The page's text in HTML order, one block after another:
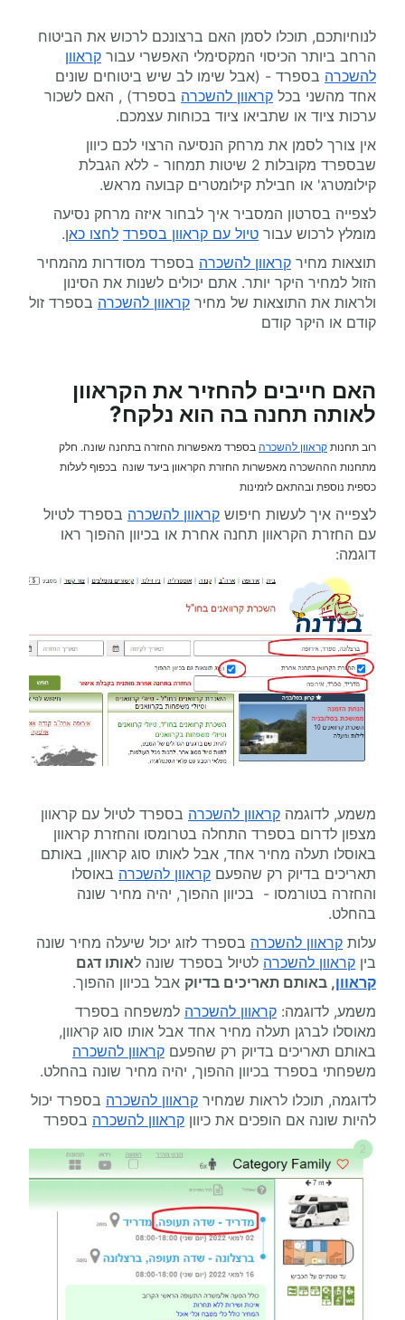
לנוחיותכם, תוכלו לסמן האם ברצונכם לרכוש את הביטוח
הרחב ביותר הכיסוי המקסימלי האפשרי עבור קראוון
להשכרה בספרד - (אבל שימו לב שיש ביטוחים שונים
אחד מהשני בכל קראוון להשכרה בספרד) , האם לשכור
ערכות ציוד או שתביאו ציוד בכוחות עצמכם.
אין צורך לסמן את מרחק הנסיעה הרצוי לכם כיוון
שבספרד מקובלות 2 שיטות תמחור - ללא הגבלת
קילומטרג' או חבילת קילומטרים קבועה מראש.
לצפייה בסרטון המסביר איך לבחור איזה מרחק נסיעה
מומלץ לרכוש עבור טיול עם קראוון בספרד לחצו כאן.
תוצאות מחיר קראוון להשכרה בספרד מסודרות מהמחיר
הזול למחיר היקר יותר. אתם יכולים לשנות את הסינון
ולראות את התוצאות של מחיר קראוון להשכרה בספרד זול
קודם או היקר קודם
האם חייבים להחזיר את הקראוון
לאותה תחנה בה הוא נלקח?
רוב תחנותקראוון להשכרה בספרד מאפשרות החזרה בתחנה שונה. חלק
מתחנות הההשכרה מאפשרות החזרת הקראוון ביעד שונה בכפוף לעלות
כספית נוספת ובהתאם לזמינות
לצפייה איך לעשות חיפוש קראוון להשכרה בספרד לטיול
עם החזרת הקראוון תחנה אחרת או בכיוון ההפוך ראו
דוגמה:
משמע, לדוגמה קראוון להשכרה בספרד לטיול עם קראוון
מצפון לדרום בספרד התחלה בטרומסו והחזרת קראוון
באוסלו תעלה מחיר אחד, אבל לאותו סוג קראוון, באותם
תאריכים בדיוק רק שהפעם קראוון להשכרה באוסלו
והחזרה בטורמסו - בכיוון ההפוך, יהיה מחיר שונה
בהחלט.
עלות קראוון להשכרה בספרד לזוג יכול שיעלה מחיר שונה
בין קראוון להשכרה לטיול בספרד שונה לאותו דגם
קראוון, באותם תאריכים בדיוק אבל בכיוון ההפוך.
משמע, לדוגמה: קראוון להשכרה למשפחה בספרד
מאוסלו לברגן תעלה מחיר אחד אבל אותו סוג קראוון,
באותם תאריכים בדיוק רק שהפעם קראוון להשכרה
משפחתי בספרד בכיוון ההפוך, יהיה מחיר שונה בהחלט.
לדוגמה, תוכלו לראות שמחיר קראוון להשכרה בספרד יכול
להיות שונה אם הופכים את כיוון קראוון להשכרה בספרד